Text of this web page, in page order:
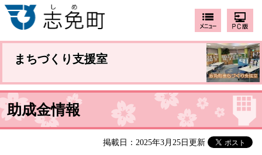
まちづくり支援室
助成金情報
掲載日：2025年3月25日更新